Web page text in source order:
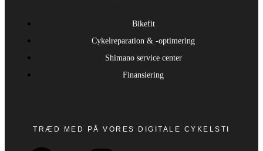
Bikefit
Cykelreparation & -optimering
Shimano service center
Finansiering
TRÆD MED PÅ VORES DIGITALE CYKELSTI